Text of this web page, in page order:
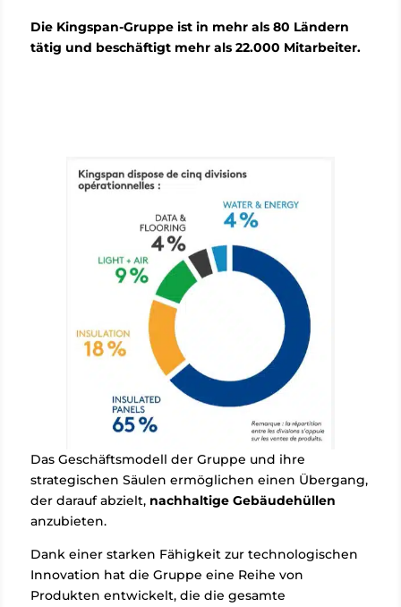
Die Kingspan-Gruppe ist in mehr als 80 Ländern
tätig und beschäftigt mehr als 22.000 Mitarbeiter.
Das Geschäftsmodell der Gruppe und ihre
strategischen Säulen ermöglichen einen Übergang,
der darauf abzielt, nachhaltige Gebäudehüllen
anzubieten.
Dank einer starken Fähigkeit zur technologischen
Innovation hat die Gruppe eine Reihe von
Produkten entwickelt, die die gesamte